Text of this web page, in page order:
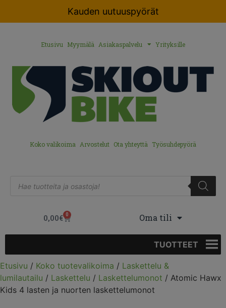
Kauden uutuuspyörät
Etusivu Myymälä Asiakaspalvelu Yrityksille
Koko valikoima Arvostelut Ota yhteyttä Työsuhdepyörä
0,00€ 0 Oma tili
TUOTTEET
Etusivu / Koko tuotevalikoima / Laskettelu &
lumilautailu / Laskettelu / Laskettelumonot / Atomic Hawx
Kids 4 lasten ja nuorten laskettelumonot